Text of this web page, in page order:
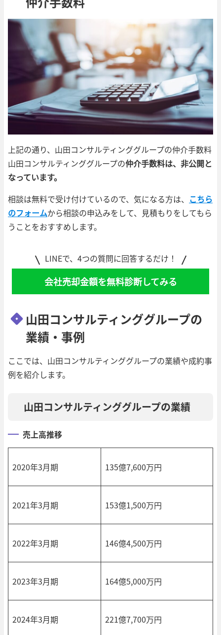
上記の通り、山田コンサルティンググループの仲介手数料
山田コンサルティンググループの仲介手数料は、非公開と
なっています。
相談は無料で受け付けているので、気になる方は、 こちら
のフォームから相談の申込みをして、見積もりをしてもら
うことをおすすめします。
LINEで、4つの質問に回答するだけ！
会社売却金額を無料診断してみる
山田コンサルティンググループの
業績・事例
ここでは、山田コンサルティンググループの業績や成約事
例を紹介します。
山田コンサルティンググループの業績
売上高推移
2020年3月期 135億7,600万円
2021年3月期 153億1,500万円
2022年3月期 146億4,500万円
2023年3月期 164億5,000万円
2024年3月期 221億7,700万円